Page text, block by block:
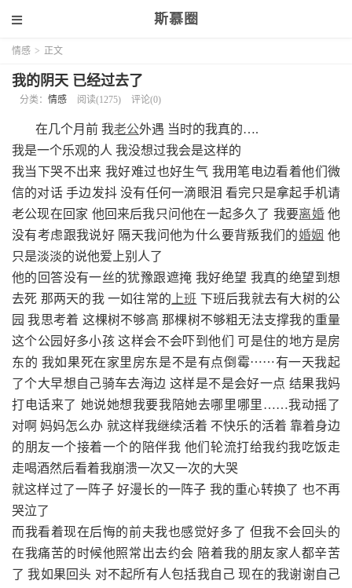
斯慕圈
情感 > 正文
我的阴天 已经过去了
分类： 情感 阅读(1275) 评论(0)
在几个月前 我老公外遇 当时的我真的….
我是一个乐观的人 我没想过我会是这样的
我当下哭不出来 我好难过也好生气 我用笔电边看着他们微
信的对话 手边发抖 没有任何一滴眼泪 看完只是拿起手机请
老公现在回家 他回来后我只问他在一起多久了 我要离婚他
没有考虑跟我说好 隔天我问他为什么要背叛我们的婚姻 他
只是淡淡的说他爱上别人了
他的回答没有一丝的犹豫跟遮掩 我好绝望 我真的绝望到想
去死 那两天的我 一如往常的 上班 下班后我就去有大树的公
园 我思考着 这棵树不够高 那棵树不够粗无法支撑我的重量
这个公园好多小孩 这样会不会吓到他们 可是住的地方是房
东的 我如果死在家里房东是不是有点倒霉⋯⋯有一天我起
了个大早想自己骑车去海边 这样是不是会好一点 结果我妈
打电话来了 她说她想我要我陪她去哪里哪里……我动摇了
对啊 妈妈怎么办 就这样我继续活着 不快乐的活着 靠着身边
的朋友一个接着一个的陪伴我 他们轮流打给我约我吃饭走
走喝酒然后看着我崩溃一次又一次的大哭
就这样过了一阵子 好漫长的一阵子 我的重心转换了 也不再
哭泣了
而我看着现在后悔的前夫我也感觉好多了 但我不会回头的
在我痛苦的时候他照常出去约会 陪着我的朋友家人都辛苦
了 我如果回头 对不起所有人包括我自己 现在的我谢谢自己